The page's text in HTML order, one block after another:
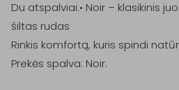
Du atspalviai:• Noir – klasikinis
šiltas rudas
Rinkis komfortą, kuris spindi
Prekės spalva: Noir.